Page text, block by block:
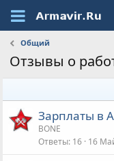
Общий
Отзывы о
Зарплаты в
BONE
Ответы 16 16